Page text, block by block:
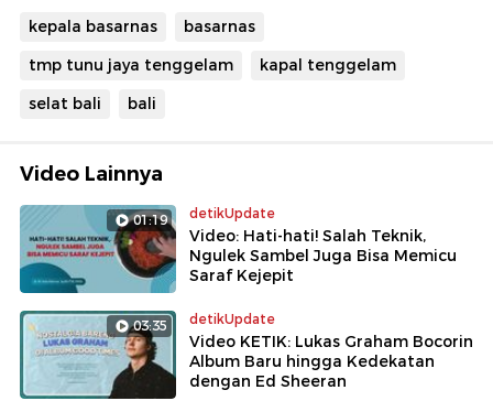
kepala basarnas
basarnas
tmp tunu jaya tenggelam
kapal tenggelam
selat bali
bali
Video Lainnya
01:19 detikUpdate
Video: Hati-hati! Salah Teknik,
Ngulek Sambel Juga Bisa Memicu
Saraf Kejepit
03:35 detikUpdate
Video KETIK: Lukas Graham Bocorin
Album Baru hingga Kedekatan
dengan Ed Sheeran